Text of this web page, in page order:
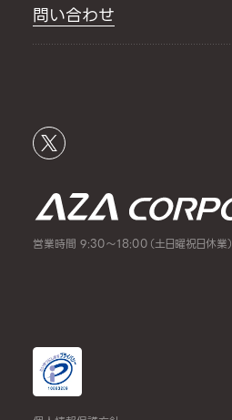
問い合わせ
営業時間 9:30～18:00（土日曜祝日休業）